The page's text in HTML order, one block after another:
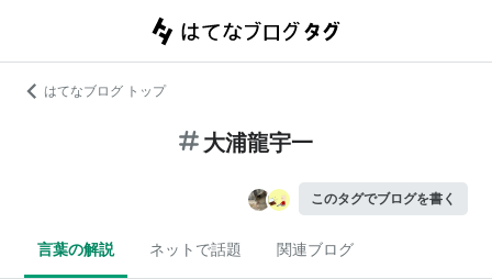
はてなブログ トップ
大浦龍宇一
このタグでブログを書く
言葉の解説 ネットで話題 関連ブログ